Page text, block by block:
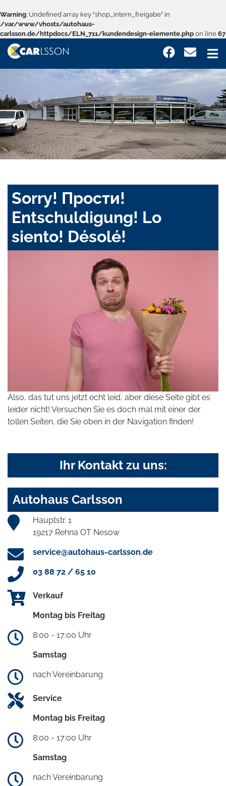
Warning: Undefined array key "shop_intern_freigabe" in
/var/www/vhosts/autohaus-
carlsson.de/httpdocs/ELN_711/kundendesign-elemente.php on line 67
Sorry! Прости!
Entschuldigung! Lo
siento! Désolé!
Also, das tut uns jetzt echt leid, aber diese Seite gibt es
leider nicht! Versuchen Sie es doch mal mit einer der
tollen Seiten, die Sie oben in der Navigation finden!
Ihr Kontakt zu uns:
Autohaus Carlsson
Hauptstr. 1
19217 Rehna OT Nesow
service@autohaus-carlsson.de
03 88 72 / 65 10
Verkauf
Montag bis Freitag
8:00 - 17:00 Uhr
Samstag
nach Vereinbarung
Service
Montag bis Freitag
8:00 - 17:00 Uhr
Samstag
nach Vereinbarung